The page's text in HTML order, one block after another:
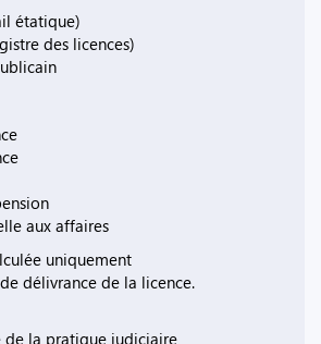
étatique)
des licences)
aux affaires
uniquement
délivrance de la licence.
la pratique judiciaire